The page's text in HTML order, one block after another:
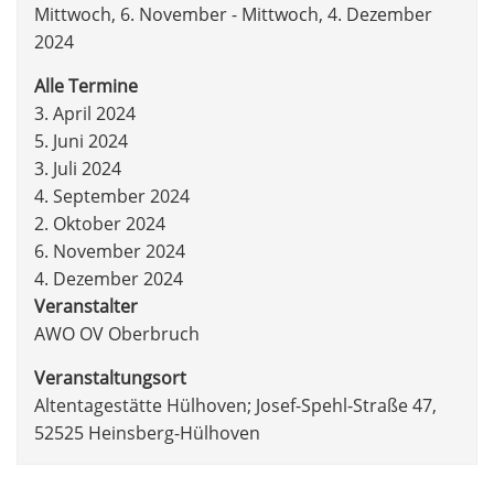
Mittwoch, 6. November - Mittwoch, 4. Dezember
2024
Alle Termine
3. April 2024
5. Juni 2024
3. Juli 2024
4. September 2024
2. Oktober 2024
6. November 2024
4. Dezember 2024
Veranstalter
AWO OV Oberbruch
Veranstaltungsort
Altentagestätte Hülhoven; Josef-Spehl-Straße 47,
52525 Heinsberg-Hülhoven